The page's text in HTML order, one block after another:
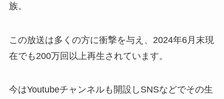
族。
この放送は多くの方に衝撃を与え、2024年6月末現
在でも200万回以上再生されています。
今はYoutubeチャンネルも開設しSNSなどでその生